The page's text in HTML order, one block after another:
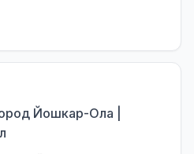
Йошкар-Ола |